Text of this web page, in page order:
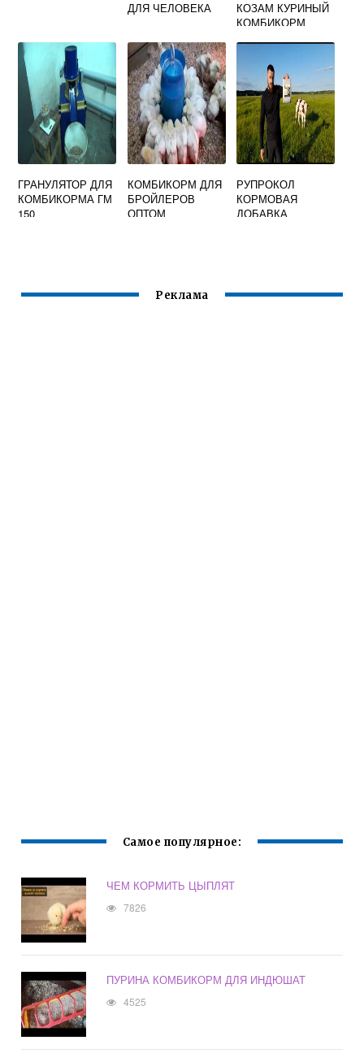
ДЛЯ ЧЕЛОВЕКА
КОЗАМ КУРИНЫЙ
КОМБИКОРМ
ГРАНУЛЯТОР ДЛЯ
КОМБИКОРМА ГМ
150
КОМБИКОРМ ДЛЯ
БРОЙЛЕРОВ
ОПТОМ
РУПРОКОЛ
КОРМОВАЯ
ДОБАВКА
Реклама
Самое популярное:
ЧЕМ КОРМИТЬ ЦЫПЛЯТ
7826
ПУРИНА КОМБИКОРМ ДЛЯ ИНДЮШАТ
4525